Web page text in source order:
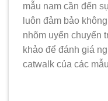
mẫu nam cần đến
luôn đảm bảo
nhõm uyển chuyển
khảo để đánh giá
catwalk của các